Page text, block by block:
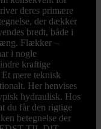
deres primære
der dækker
bredt, både i
Flækker –
i nogle
kraftige
mere teknisk
Her henvises
hydraulisk. Hos
du får den rigtige
betegnelse der